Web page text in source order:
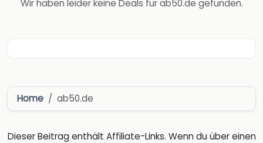
Wir haben leider keine Deals für ab50.de gefunden.
Home ab50.de
Dieser Beitrag enthält Affiliate-Links. Wenn du über einen